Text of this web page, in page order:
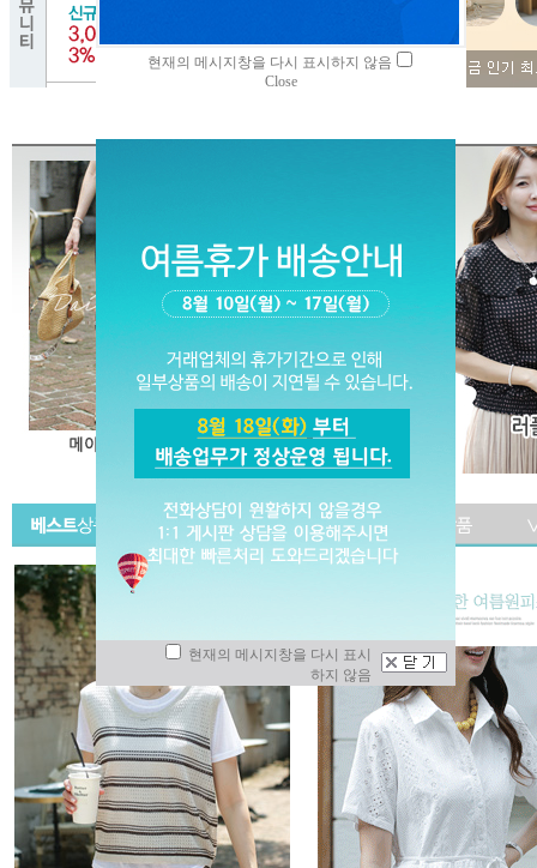
현재의 메시지창을 다시 표시하지 않음
Close
현재의 메시지창을 다시 표시
하지 않음